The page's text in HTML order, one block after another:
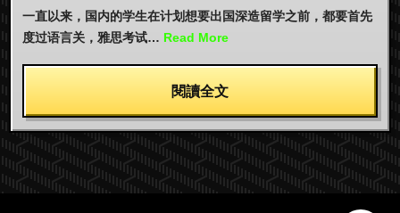
一直以来，国内的学生在计划想要出国深造留学之前，都要首先
度过语言关，雅思考试… Read More
閱讀全文